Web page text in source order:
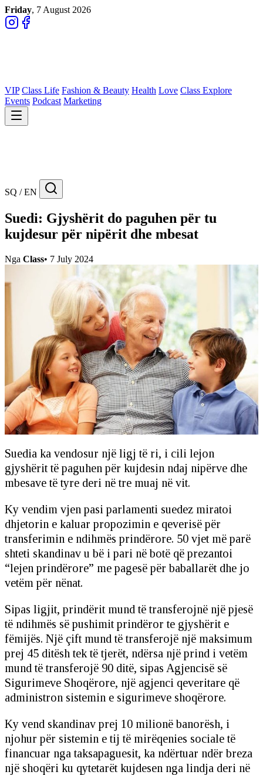
Friday, 7 August 2026
VIP Class Life Fashion & Beauty Health Love Class Explore
Events Podcast Marketing
SQ / EN
Suedi: Gjyshërit do paguhen për tu
kujdesur për nipërit dhe mbesat
Nga Class• 7 July 2024
Suedia ka vendosur një ligj të ri, i cili lejon
gjyshërit të paguhen për kujdesin ndaj nipërve dhe
mbesave të tyre deri në tre muaj në vit.
Ky vendim vjen pasi parlamenti suedez miratoi
dhjetorin e kaluar propozimin e qeverisë për
transferimin e ndihmës prindërore. 50 vjet më parë
shteti skandinav u bë i pari në botë që prezantoi
“lejen prindërore” me pagesë për baballarët dhe jo
vetëm për nënat.
Sipas ligjit, prindërit mund të transferojnë një pjesë
të ndihmës së pushimit prindëror te gjyshërit e
fëmijës. Një çift mund të transferojë një maksimum
prej 45 ditësh tek të tjerët, ndërsa një prind i vetëm
mund të transferojë 90 ditë, sipas Agjencisë së
Sigurimeve Shoqërore, një agjenci qeveritare që
administron sistemin e sigurimeve shoqërore.
Ky vend skandinav prej 10 milionë banorësh, i
njohur për sistemin e tij të mirëqenies sociale të
financuar nga taksapaguesit, ka ndërtuar ndër breza
një shoqëri ku qytetarët kujdesen nga lindja deri në